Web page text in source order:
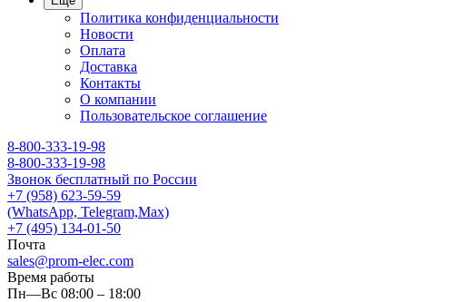
Политика конфиденциальности
Новости
Оплата
Доставка
Контакты
О компании
Пользовательское соглашение
8-800-333-19-98
8-800-333-19-98
Звонок бесплатный по России
+7 (958) 623-59-59
(WhatsApp, Telegram,Max)
+7 (495) 134-01-50
Почта
sales@prom-elec.com
Время работы
Пн—Вс 08:00 – 18:00